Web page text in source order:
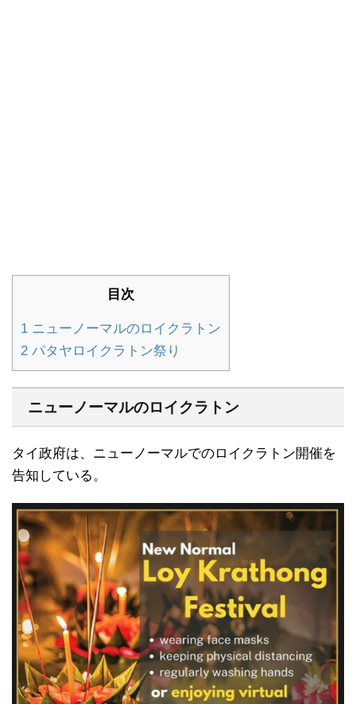
目次
1 ニューノーマルのロイクラトン
2 パタヤロイクラトン祭り
ニューノーマルのロイクラトン
タイ政府は、ニューノーマルでのロイクラトン開催を
告知している。